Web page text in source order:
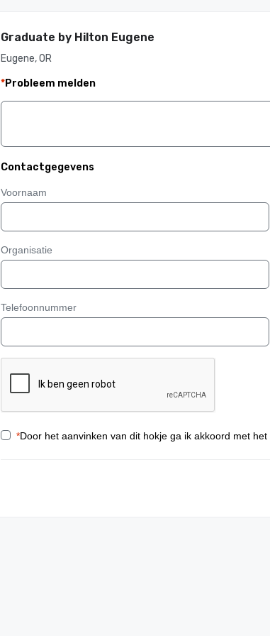
Graduate by Hilton Eugene
Eugene, OR
*Probleem melden
Contactgegevens
Voornaam
Organisatie
Telefoonnummer
*Door het aanvinken van dit hokje ga ik akkoord met het